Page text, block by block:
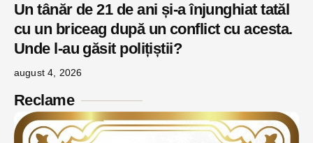
Un tânăr de 21 de ani și-a înjunghiat tatăl
cu un briceag după un conflict cu acesta.
Unde l-au găsit polițiștii?
august 4, 2026
Reclame